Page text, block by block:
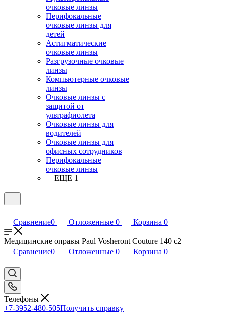
очковые линзы
Перифокальные
очковые линзы для
детей
Астигматические
очковые линзы
Разгрузочные очковые
линзы
Компьютерные очковые
линзы
Очковые линзы с
защитой от
ультрафиолета
Очковые линзы для
водителей
Очковые линзы для
офисных сотрудников
Перифокальные
очковые линзы
+ ЕЩЕ 1
Сравнение0 Отложенные 0 Корзина 0
Медицинские оправы Paul Vosheront Couture 140 с2
Сравнение0 Отложенные 0 Корзина 0
Телефоны
+7-3952-480-505Получить справку